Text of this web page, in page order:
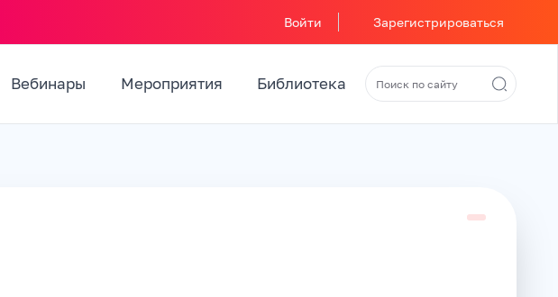
Войти Зарегистрироваться
Вебинары Мероприятия Библиотека